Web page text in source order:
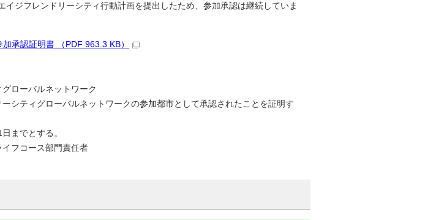
イジフレンドリーシティ行動計画を提出したため、参加承認は継続していま
承認証明書 （PDF 963.3 KB）
ローバルネットワーク
シティグローバルネットワークの参加都市として承認されたことを証明す
までとする。
フコース部門責任者